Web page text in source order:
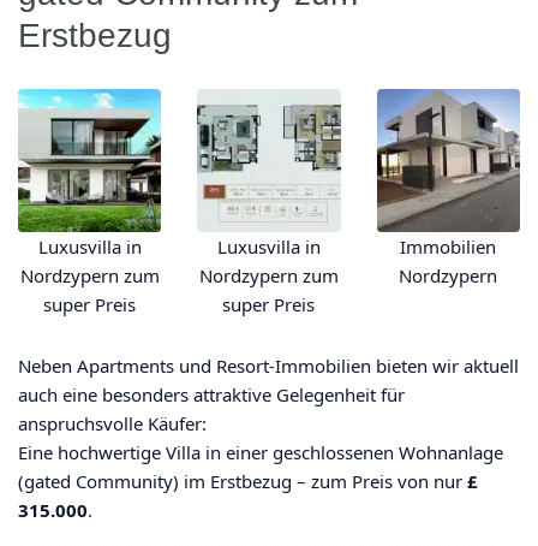
Erstbezug
Luxusvilla in
Nordzypern zum
super Preis
Luxusvilla in
Nordzypern zum
super Preis
Immobilien
Nordzypern
Neben Apartments und Resort-Immobilien bieten wir aktuell
auch eine besonders attraktive Gelegenheit für
anspruchsvolle Käufer:
Eine hochwertige Villa in einer geschlossenen Wohnanlage
(gated Community) im Erstbezug – zum Preis von nur £
315.000.